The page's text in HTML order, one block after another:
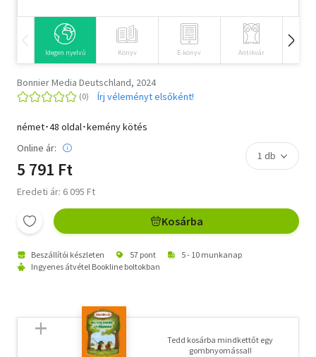
Történelem
Vallás
Idegen nyelvű Könyv E-könyv Antikvár
Bonnier Media Deutschland, 2024
Írj véleményt elsőként!
német･48 oldal･kemény kötés
Online ár:
5 791 Ft
Eredeti ár: 6 095 Ft
Kosárba
Beszállítói készleten 57 pont
5 - 10 munkanap
Ingyenes átvétel Bookline boltokban
Tedd kosárba mindkettőt egy
gombnyomással!